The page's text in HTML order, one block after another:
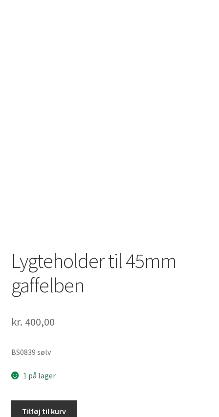
Lygteholder til 45mm
gaffelben
kr. 400,00
BS0839 sølv
1 på lager
Tilføj til kurv